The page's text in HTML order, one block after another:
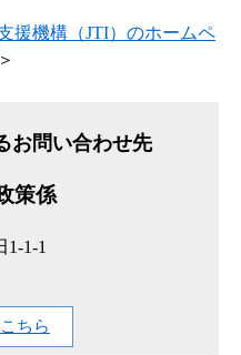
援機構（JTI）のホームペ
お問い合わせ先
策係
1-1
ちら